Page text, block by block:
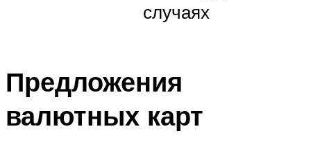
случаях
Предложения
валютных карт